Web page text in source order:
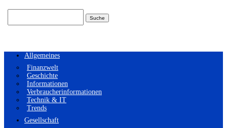
Allgemeines
Finanzwelt
Geschichte
Informationen
Verbraucherinformationen
Technik & IT
Trends
Gesellschaft